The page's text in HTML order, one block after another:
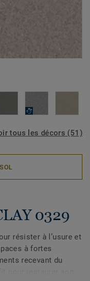
tous les décors (51)
0329
résister à l’usure et
à fortes
recevant du